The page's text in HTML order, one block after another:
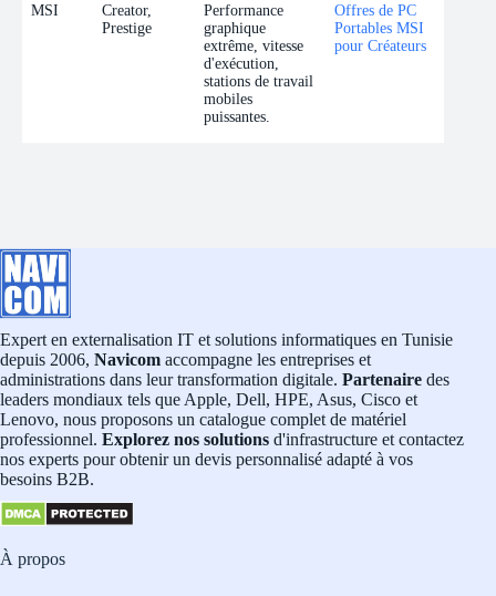
MSI
Creator,
Prestige
Performance
graphique
extrême, vitesse
d'exécution,
stations de travail
mobiles
puissantes.
Offres de PC
Portables MSI
pour Créateurs
Expert en externalisation IT et solutions informatiques en Tunisie
depuis 2006, Navicom accompagne les entreprises et
administrations dans leur transformation digitale. Partenaire des
leaders mondiaux tels que Apple, Dell, HPE, Asus, Cisco et
Lenovo, nous proposons un catalogue complet de matériel
professionnel. Explorez nos solutions d'infrastructure et contactez
nos experts pour obtenir un devis personnalisé adapté à vos
besoins B2B.
À propos